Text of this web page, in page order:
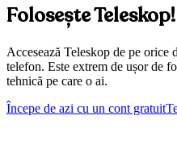
Folosește Teleskop!
Accesează Teleskop de pe orice
telefon. Este extrem de ușor de
tehnică pe care o ai.
Începe de azi cu un cont gratuit